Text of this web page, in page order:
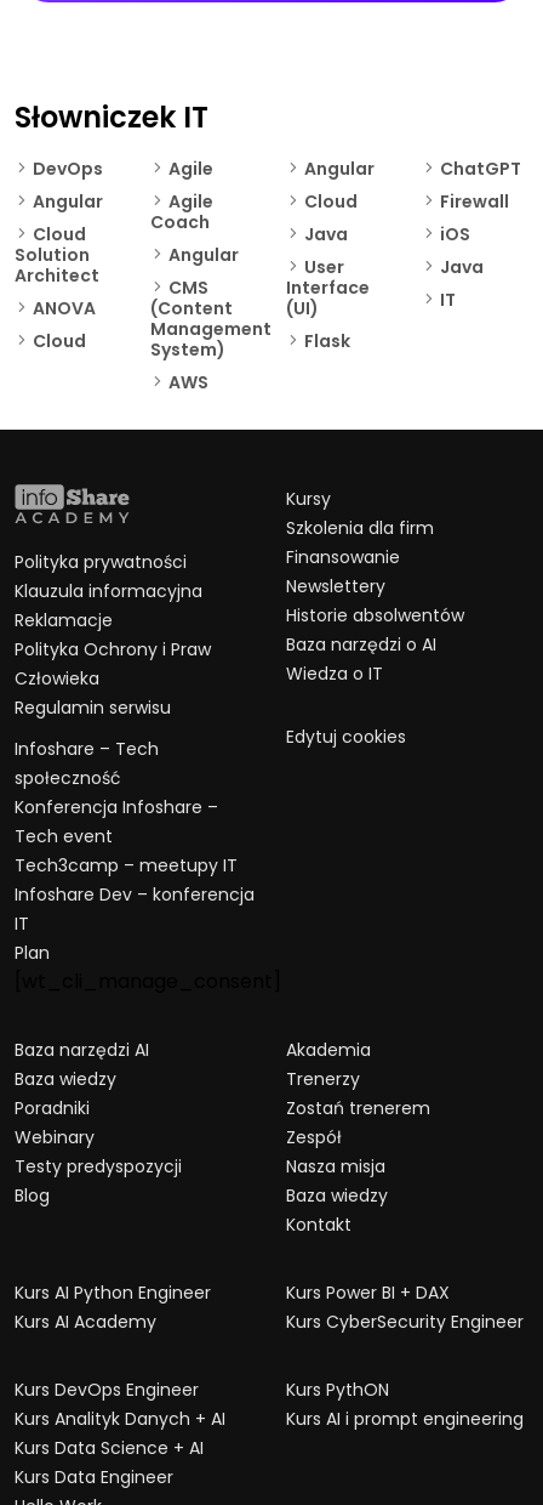
Słowniczek IT
DevOps
Angular
Cloud
Solution
Architect
ANOVA
Cloud​
Agile
Agile
Coach
Angular
CMS
(Content
Management
System)
AWS
Angular
Cloud​
Java
User
Interface
(UI)
Flask
ChatGPT
Firewall
iOS
Java
IT
Polityka prywatności
Klauzula informacyjna
Reklamacje
Polityka Ochrony i Praw
Człowieka
Regulamin serwisu
Infoshare – Tech
społeczność
Konferencja Infoshare –
Tech event
Tech3camp – meetupy IT
Infoshare Dev – konferencja
IT
Plan
Kursy
Szkolenia dla firm
Finansowanie
Newslettery
Historie absolwentów
Baza narzędzi o AI
Wiedza o IT
Edytuj cookies
Baza narzędzi AI
Baza wiedzy
Poradniki
Webinary
Testy predyspozycji
Blog
Akademia
Trenerzy
Zostań trenerem
Zespół
Nasza misja
Baza wiedzy
Kontakt
Kurs AI Python Engineer
Kurs AI Academy
Kurs Power BI + DAX
Kurs CyberSecurity Engineer
Kurs DevOps Engineer
Kurs Analityk Danych + AI
Kurs Data Science + AI
Kurs Data Engineer
Kurs PythON
Kurs AI i prompt engineering